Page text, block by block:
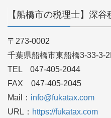
【船橋市の税理士】深
〒273-0002
千葉県船橋市東船橋3-33-3-
TEL 047-405-2044
FAX 047-405-2045
Mail： info@fukatax.com
URL： https://fukatax.com